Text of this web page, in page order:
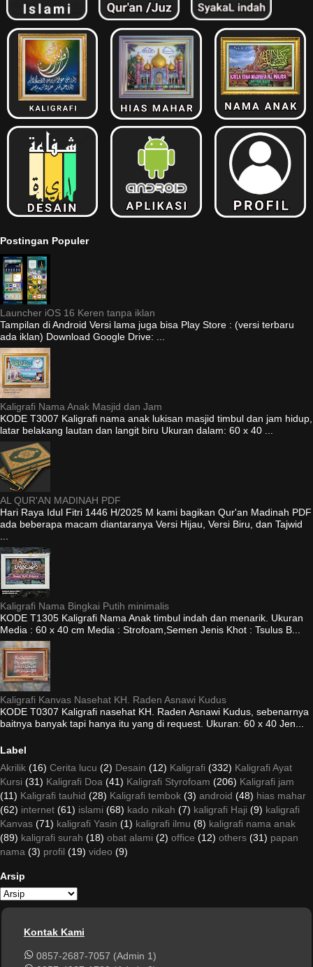
Postingan Populer
Launcher iOS 16 Keren tanpa iklan
Tampilan di Android Versi lama juga bisa Play Store : (versi terbaru
ada iklan) Download Google Drive: ...
Kaligrafi Nama Anak Masjid dan Jam
KODE T3007 Kaligrafi nama anak lukisan masjid timbul dan jam hidup,
latar belakang lautan dan langit biru Ukuran dalam: 60 x 40 ...
AL QUR'AN MADINAH PDF
Hari Raya Idul Fitri 1446 H/2025 M kami bagikan Qur'an Madinah PDF
ada beberapa macam diantaranya Versi Hijau, Versi Biru, dan Tajwid
Kaligrafi Nama Bingkai Putih minimalis
KODE T1305 Kaligrafi Nama Anak timbul indah dan menarik. Ukuran
Media : 60 x 40 cm Media : Strofoam,Semen Jenis Khot : Tsulus B...
Kaligrafi Kanvas Nasehat KH. Raden Asnawi Kudus
KODE T0307 Kaligrafi nasehat KH. Raden Asnawi Kudus, sebenarnya
baitnya banyak tapi hanya itu yang di request. Ukuran: 60 x 40 Jen...
Label
Akrilik (16) Cerita lucu (2) Desain (12) Kaligrafi (332) Kaligrafi Ayat
Kursi (31) Kaligrafi Doa (41) Kaligrafi Styrofoam (206) Kaligrafi jam
(11) Kaligrafi tauhid (28) Kaligrafi tembok (3) android (48) hias mahar
(62) internet (61) islami (68) kado nikah (7) kaligrafi Haji (9) kaligrafi
Kanvas (71) kaligrafi Yasin (1) kaligrafi ilmu (8) kaligrafi nama anak
(89) kaligrafi surah (18) obat alami (2) office (12) others (31) papan
nama (3) profil (19) video (9)
Arsip
Kontak Kami
0857-2687-7057 (Admin 1)